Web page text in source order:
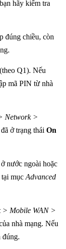
hãy kiểm tra
đúng chiều, còn
Q1). Nếu
mã PIN từ nhà
Network >
đã ở trạng thái On
nước ngoài hoặc
tại mục Advanced
> Mobile WAN >
nhà mạng. Nếu
đúng.